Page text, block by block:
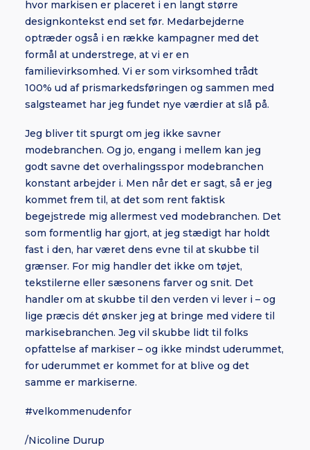
hvor markisen er placeret i en langt større
designkontekst end set før. Medarbejderne
optræder også i en række kampagner med det
formål at understrege, at vi er en
familievirksomhed. Vi er som virksomhed trådt
100% ud af prismarkedsføringen og sammen med
salgsteamet har jeg fundet nye værdier at slå på.
Jeg bliver tit spurgt om jeg ikke savner
modebranchen. Og jo, engang i mellem kan jeg
godt savne det overhalingsspor modebranchen
konstant arbejder i. Men når det er sagt, så er jeg
kommet frem til, at det som rent faktisk
begejstrede mig allermest ved modebranchen. Det
som formentlig har gjort, at jeg stædigt har holdt
fast i den, har været dens evne til at skubbe til
grænser. For mig handler det ikke om tøjet,
tekstilerne eller sæsonens farver og snit. Det
handler om at skubbe til den verden vi lever i – og
lige præcis dét ønsker jeg at bringe med videre til
markisebranchen. Jeg vil skubbe lidt til folks
opfattelse af markiser – og ikke mindst uderummet,
for uderummet er kommet for at blive og det
samme er markiserne.
#velkommenudenfor
/Nicoline Durup